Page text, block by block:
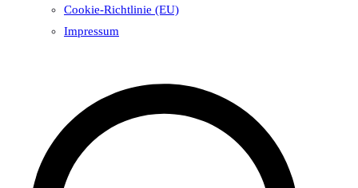
Cookie-Richtlinie (EU)
Impressum